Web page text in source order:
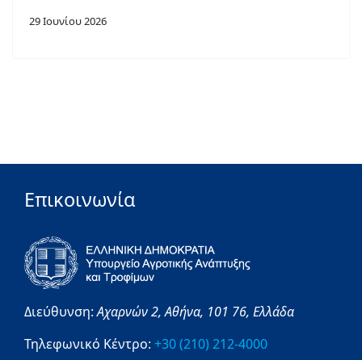
29 Ιουνίου 2026
Επικοινωνία
Διεύθυνση:Αχαρνών 2,Αθήνα, 101 76, Ελλάδα
Τηλεφωνικό Κέντρο: +30 (210) 212-4000